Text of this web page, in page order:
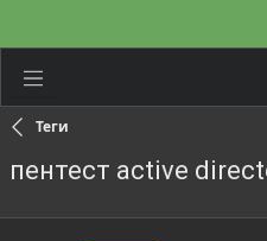
Теги
пентест active